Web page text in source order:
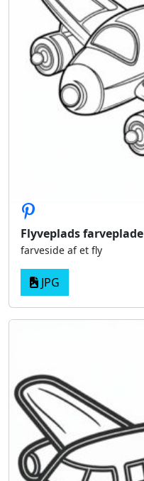
Flyveplads farveplade
farveside af et fly
JPG